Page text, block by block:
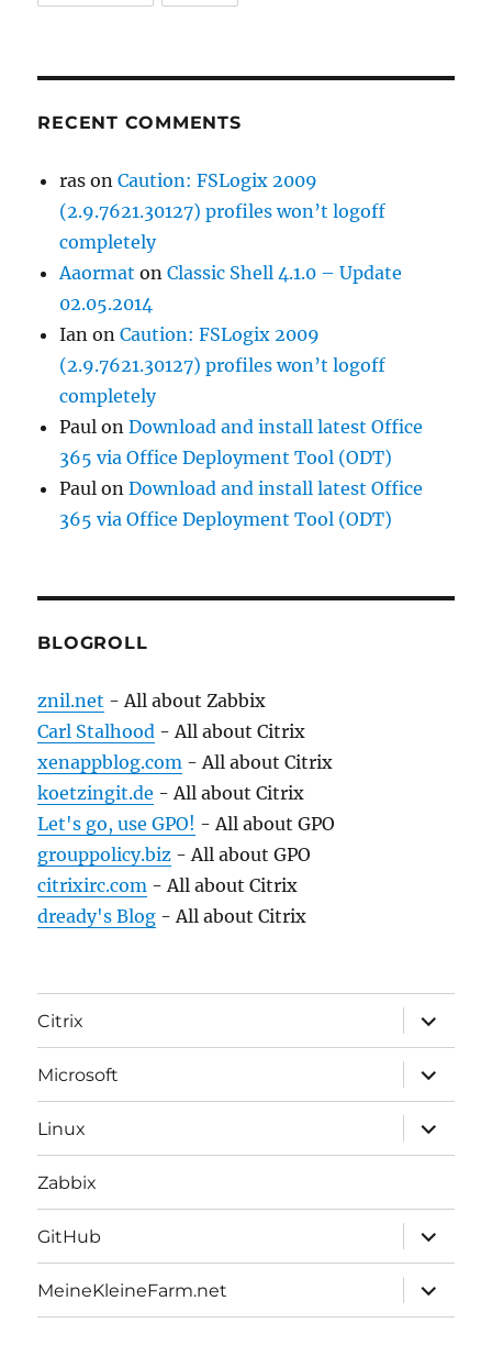
RECENT COMMENTS
ras onCaution: FSLogix 2009
(2.9.7621.30127) profiles won’t logoff
completely
Aaormat onClassic Shell 4.1.0 – Update
02.05.2014
Ian onCaution: FSLogix 2009
(2.9.7621.30127) profiles won’t logoff
completely
Paul onDownload and install latest Office
365 via Office Deployment Tool (ODT)
Paul onDownload and install latest Office
365 via Office Deployment Tool (ODT)
BLOGROLL
znil.net - All about Zabbix
Carl Stalhood - All about Citrix
xenappblog.com - All about Citrix
koetzingit.de - All about Citrix
Let's go, use GPO! - All about GPO
grouppolicy.biz - All about GPO
citrixirc.com - All about Citrix
dready's Blog - All about Citrix
Citrix
expand
child
menu
Microsoft
expand
child
menu
Linux
expand
child
menu
Zabbix
GitHub
expand
child
menu
MeineKleineFarm.net
expand
child
menu